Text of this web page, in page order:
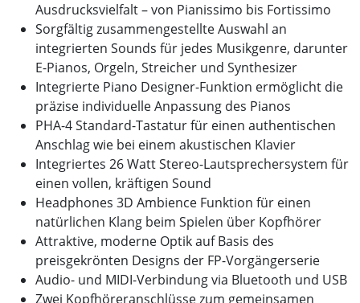
Ausdrucksvielfalt – von Pianissimo bis Fortissimo
Sorgfältig zusammengestellte Auswahl an
integrierten Sounds für jedes Musikgenre, darunter
E-Pianos, Orgeln, Streicher und Synthesizer
Integrierte Piano Designer-Funktion ermöglicht die
präzise individuelle Anpassung des Pianos
PHA-4 Standard-Tastatur für einen authentischen
Anschlag wie bei einem akustischen Klavier
Integriertes 26 Watt Stereo-Lautsprechersystem für
einen vollen, kräftigen Sound
Headphones 3D Ambience Funktion für einen
natürlichen Klang beim Spielen über Kopfhörer
Attraktive, moderne Optik auf Basis des
preisgekrönten Designs der FP-Vorgängerserie
Audio- und MIDI-Verbindung via Bluetooth und USB
Zwei Kopfhöreranschlüsse zum gemeinsamen